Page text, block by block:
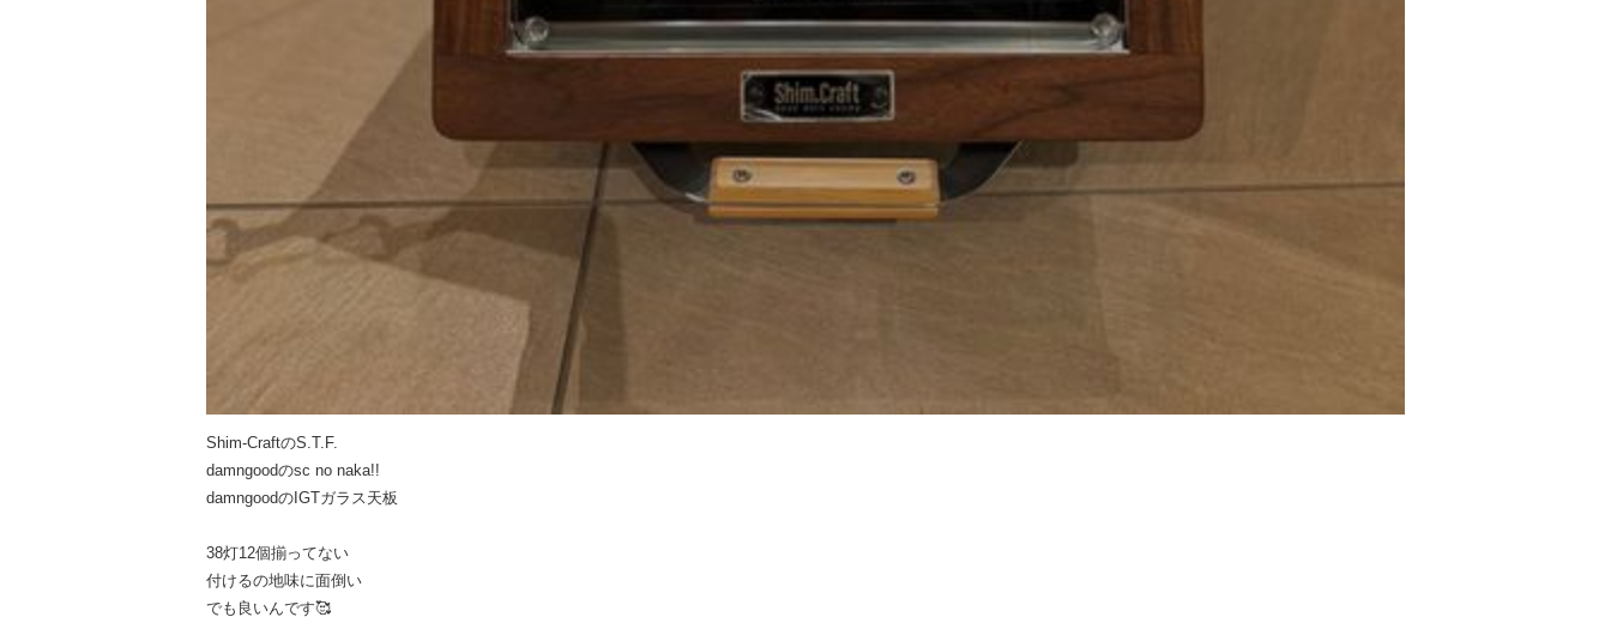
Shim-CraftのS.T.F.
damngoodのsc no naka!!
damngoodのIGTガラス天板
38灯12個揃ってない
付けるの地味に面倒い
でも良いんです🥰